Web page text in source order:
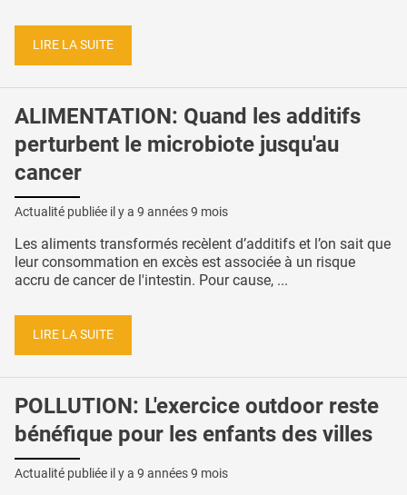
LIRE LA SUITE
ALIMENTATION: Quand les additifs
perturbent le microbiote jusqu'au
cancer
Actualité publiée il y a 9 années 9 mois
Les aliments transformés recèlent d’additifs et l’on sait que
leur consommation en excès est associée à un risque
accru de cancer de l'intestin. Pour cause, ...
LIRE LA SUITE
POLLUTION: L'exercice outdoor reste
bénéfique pour les enfants des villes
Actualité publiée il y a 9 années 9 mois